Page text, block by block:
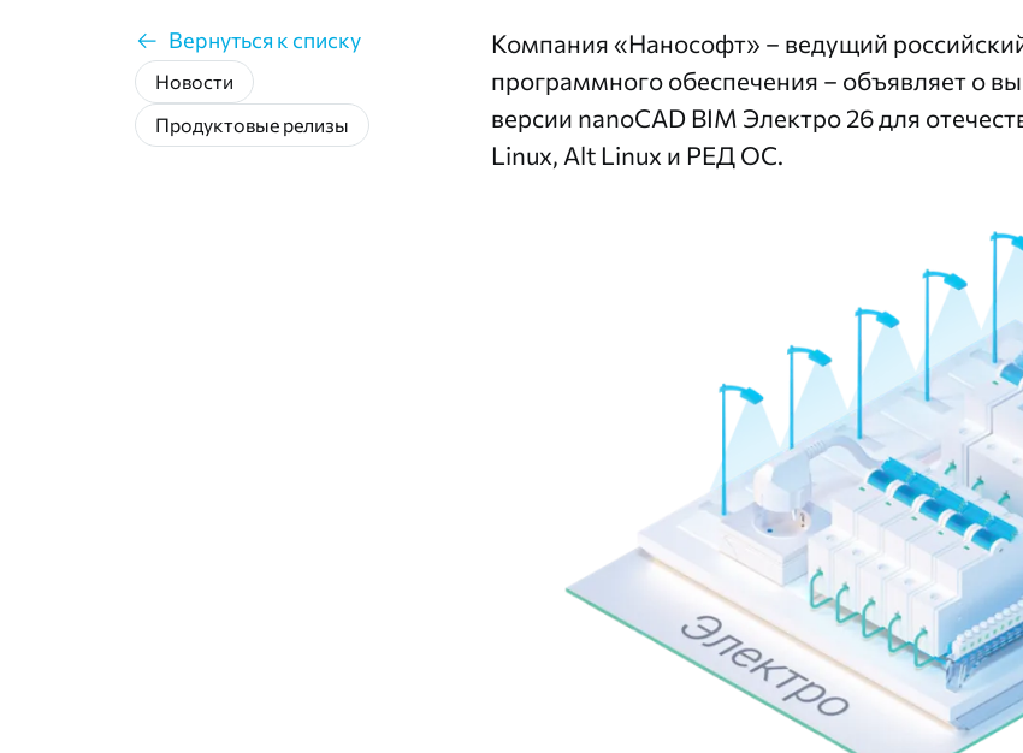
Вернуться к списку
Новости
Продуктовые релизы
Компания «Нанософт» – ведущий
программного обеспечения – объявляет о
версии nanoCAD BIM Электро 26 для
Linux, Alt Linux и РЕД ОС.